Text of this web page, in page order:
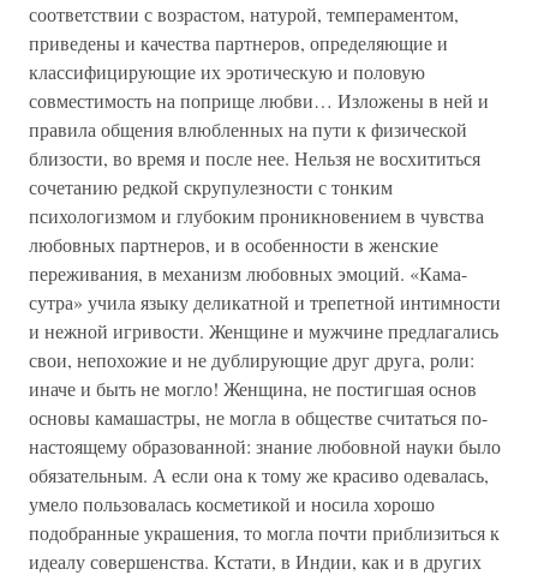
соответствии с возрастом, натурой, темпераментом,
приведены и качества партнеров, определяющие и
классифицирующие их эротическую и половую
совместимость на поприще любви… Изложены в ней и
правила общения влюбленных на пути к физической
близости, во время и после нее. Нельзя не восхититься
сочетанию редкой скрупулезности с тонким
психологизмом и глубоким проникновением в чувства
любовных партнеров, и в особенности в женские
переживания, в механизм любовных эмоций. «Кама-
сутра» учила языку деликатной и трепетной интимности
и нежной игривости. Женщине и мужчине предлагались
свои, непохожие и не дублирующие друг друга, роли:
иначе и быть не могло! Женщина, не постигшая основ
основы камашастры, не могла в обществе считаться по-
настоящему образованной: знание любовной науки было
обязательным. А если она к тому же красиво одевалась,
умело пользовалась косметикой и носила хорошо
подобранные украшения, то могла почти приблизиться к
идеалу совершенства. Кстати, в Индии, как и в других